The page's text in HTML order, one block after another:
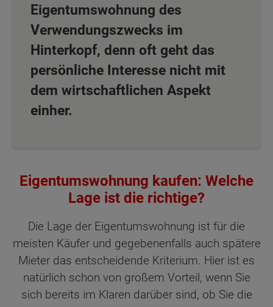
Eigentumswohnung des
Verwendungszwecks im
Hinterkopf, denn oft geht das
persönliche Interesse nicht mit
dem wirtschaftlichen Aspekt
einher.
Eigentumswohnung kaufen: Welche
Lage ist die richtige?
Die Lage der Eigentumswohnung ist für die
meisten Käufer und gegebenenfalls auch spätere
Mieter das entscheidende Kriterium. Hier ist es
natürlich schon von großem Vorteil, wenn Sie
sich bereits im Klaren darüber sind, ob Sie die